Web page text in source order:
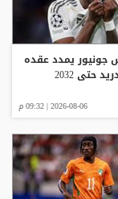
جونيور يمدد عقده
حتى 2032
2026-08-06 | 09:32 م